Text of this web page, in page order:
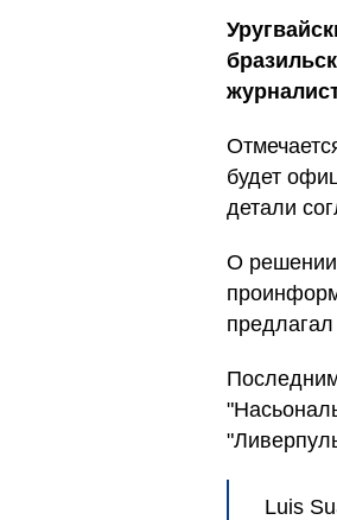
будет
детали
О решении
Luis